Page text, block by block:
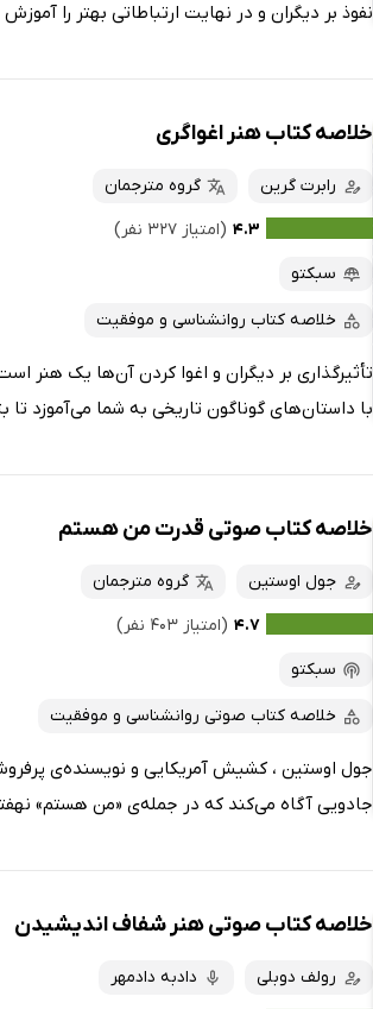
نفوذ بر دیگران و در نهایت ارتباطاتی بهتر را
خلاصه کتاب هنر اغواگری
رابرت گرین
گروه مترجمان
۴.۳ (امتیاز ۳۲۷ نفر)
سبکتو
خلاصه کتاب روانشناسی و موفقیت
تأثیرگذاری بر دیگران و اغوا کردن آن‌ها یک هنر
با داستان‌های گوناگون تاریخی به شما می‌آموزد
خلاصه کتاب صوتی قدرت من هستم
جول اوستین
گروه مترجمان
۴.۷ (امتیاز ۴۰۳ نفر)
سبکتو
خلاصه کتاب صوتی روانشناسی و موفقیت
جول اوستین ، کشیش آمریکایی و نویسنده‌ی
جادویی آگاه می‌کند که در جمله‌ی «من هستم»
خلاصه کتاب صوتی هنر شفاف اندیشیدن
رولف دوبلی
دادبه دادمهر